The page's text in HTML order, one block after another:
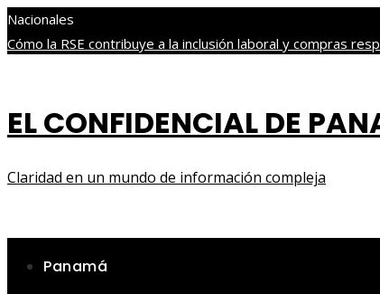
Nacionales
Cómo la RSE contribuye a la inclusión laboral y compras
jueves, agosto 6
EL CONFIDENCIAL DE
Claridad en un mundo de información compleja
Panamá